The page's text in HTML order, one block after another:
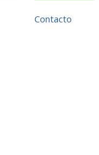
Contacto